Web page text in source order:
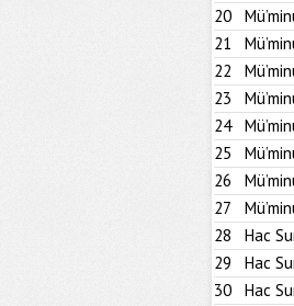
20
21
22
23
24
25
26
27
28
Hac
29
Hac
30
Hac